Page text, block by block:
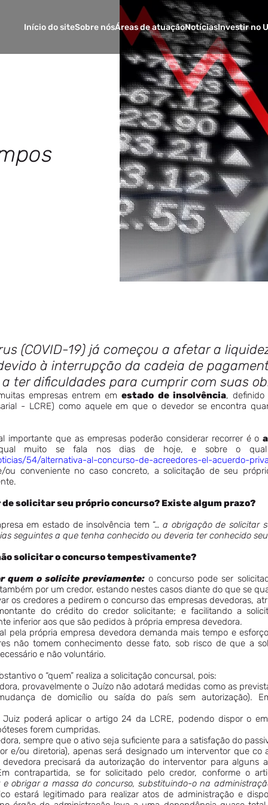
Início do siteSobre nósÁreas de atuaçãoNotíciasInvestir no
(COVID-19) já começou a afetar a
à interrupção da cadeia de
ter dificuldades para cumprir com suas
empresas entrem emestado de insolvência, definido
- LCRE) como aquele em que o devedor se encontra
importante que as empresas poderão considerar recorrer é o
muito se fala nos dias de hoje, e sobre o qual
54/alternativa-al-concurso-de-acreedores-el-acuerdo-
conveniente no caso concreto, a solicitação de seu
de solicitar seu próprio concurso? Existe algum prazo?
em estado de insolvência tem “…a obrigação de solicitar
seguintes a que tenha conhecido ou deveria ter conhecido
solicitar o concurso tempestivamente?
quem o solicite previamente: o concurso pode ser
por um credor, estando nestes casos diante do que se
os credores a pedirem o concurso das empresas devedoras,
do crédito do credor solicitante; e facilitando a
inferior aos que são pedidos à própria empresa devedora.
pela própria empresa devedora demanda mais tempo e
não tomem conhecimento desse fato, sob risco de que a
e não voluntário.
o “quem” realiza a solicitação concursal, pois:
provavelmente o Juízo não adotará medidas como as
de domicílio ou saída do país sem autorização).
poderá aplicar o artigo 24 da LCRE, podendo dispor o
forem cumpridas.
sempre que o ativo seja suficiente para a satisfação do
e/ou diretoria), apenas será designado um interventor que co
precisará da autorização do interventor para alguns
contrapartida, se for solicitado pelo credor, conforme o
obrigar a massa do concurso, substituindo-o na
estará legitimado para realizar atos de administração e